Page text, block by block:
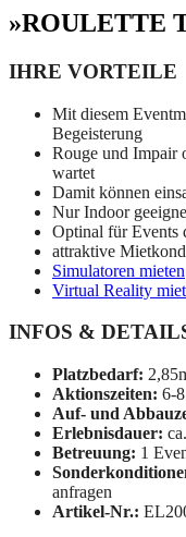
»ROULETTE
IHRE VORTEILE
Mit diesem
Begeisterung
Rouge und Impair
wartet
Damit können
Nur Indoor
Optinal für Events
attraktive
Simulatoren mieten
Virtual Reality
INFOS &
Platzbedarf:
Aktionszeiten: 6-
Auf- und
Erlebnisdauer:
Betreuung: 1
anfragen
Artikel-Nr.: